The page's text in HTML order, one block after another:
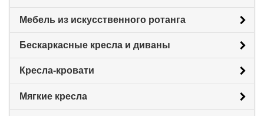
Мебель из искусственного ротанга
Бескаркасные кресла и диваны
Кресла-кровати
Мягкие кресла